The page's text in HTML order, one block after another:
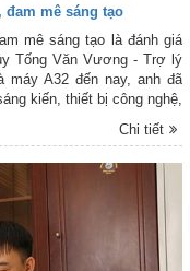
mê sáng tạo
mê sáng tạo là đánh giá
Tống Văn Vương - Trợ lý
máy A32 đến nay, anh đã
kiến, thiết bị công nghệ,
máy và tiết kiệm cho
Chi tiết